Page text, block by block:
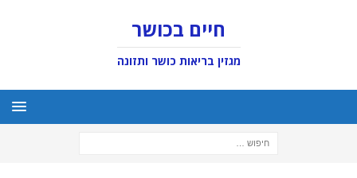
חיים בכושר
מגזין בריאות כושר ותזונה